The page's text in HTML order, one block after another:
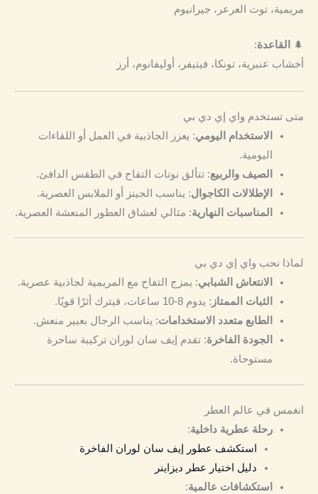
مريمية، توت العرعر، جيرانيوم
🌲 القاعدة:
أخشاب عنبرية، تونكا، فيتيفر، أوليفانوم، أرز
متى تستخدم واي إي دي بي
الاستخدام اليومي: يعزز الجاذبية في العمل أو اللقاءات
اليومية.
الصيف والربيع: تتألق نوتات التفاح في الطقس الدافئ.
الإطلالات الكاجوال: يناسب الجينز أو الملابس العصرية.
المناسبات النهارية: مثالي لعشاق العطور المنعشة العصرية.
لماذا نحب واي إي دي بي
الانتعاش الشبابي: يمزج التفاح مع المريمية لجاذبية عصرية.
الثبات الممتاز : يدوم 8-10 ساعات، فيترك أثرًا قويًا.
الطابع متعدد الاستخدامات: يناسب الرجال بعبير منعش.
الجودة الفاخرة: تقدم إيف سان لوران تركيبة ساحرة
مستوحاة.
انغمس في عالم العطر
رحلة عطرية داخلية:
استكشف عطور إيف سان لوران الفاخرة
دليل اختيار عطر ديزاينر
استكشافات عالمية: